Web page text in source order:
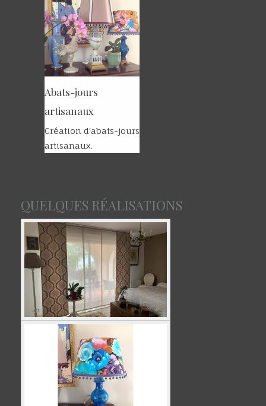
Abats-jours
artisanaux
Création d'abats-jours
artisanaux.
QUELQUES RÉALISATIONS